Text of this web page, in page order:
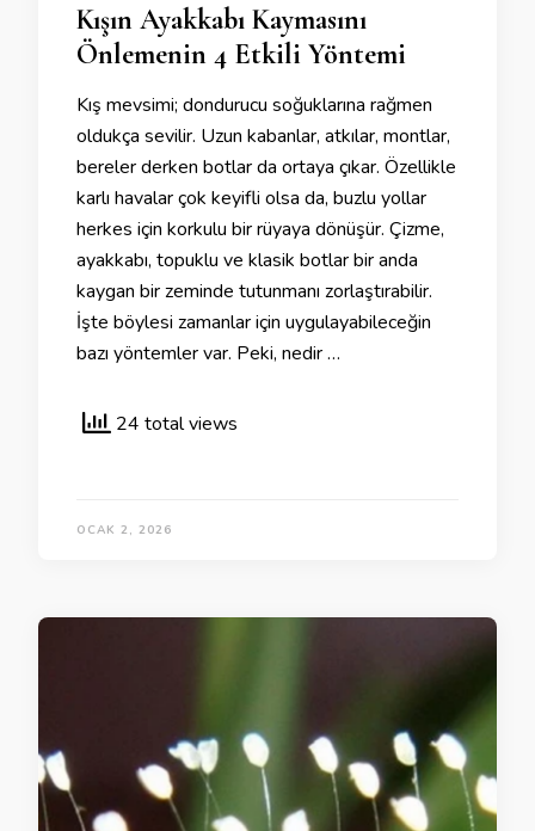
Kışın Ayakkabı Kaymasını
Önlemenin 4 Etkili Yöntemi
Kış mevsimi; dondurucu soğuklarına rağmen
oldukça sevilir. Uzun kabanlar, atkılar, montlar,
bereler derken botlar da ortaya çıkar. Özellikle
karlı havalar çok keyifli olsa da, buzlu yollar
herkes için korkulu bir rüyaya dönüşür. Çizme,
ayakkabı, topuklu ve klasik botlar bir anda
kaygan bir zeminde tutunmanı zorlaştırabilir.
İşte böylesi zamanlar için uygulayabileceğin
bazı yöntemler var. Peki, nedir …
24 total views
OCAK 2, 2026